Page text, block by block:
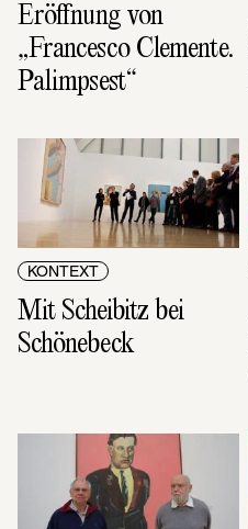
Eröffnung von
„Francesco Clemente.
Palimpsest“
KONTEXT
Mit Scheibitz bei
Schönebeck